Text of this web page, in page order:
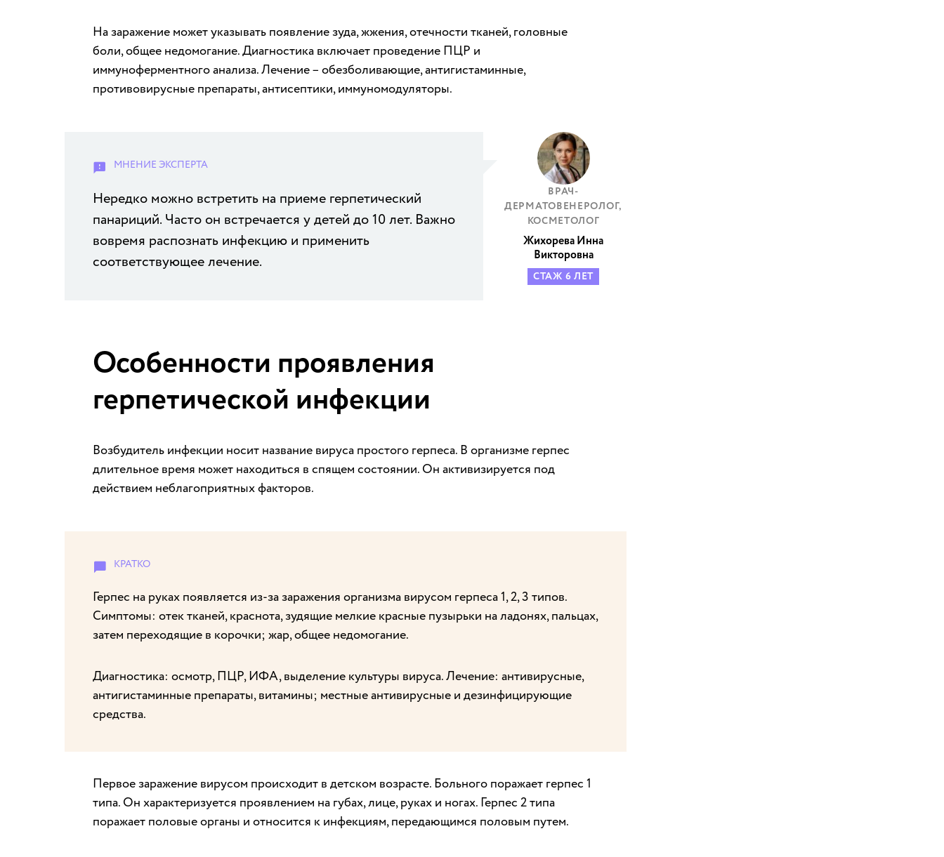
На заражение может указывать появление зуда, жжения, отечности тканей, головные
боли, общее недомогание. Диагностика включает проведение ПЦР и
иммуноферментного анализа. Лечение – обезболивающие, антигистаминные,
противовирусные препараты, антисептики, иммуномодуляторы.
Нередко можно встретить на приеме герпетический
панариций. Часто он встречается у детей до 10 лет. Важно
вовремя распознать инфекцию и применить
соответствующее лечение.
ВРАЧ-
ДЕРМАТОВЕНЕРОЛОГ,
КОСМЕТОЛОГ
Жихорева Инна
Викторовна
СТАЖ 6 ЛЕТ
Особенности проявления
герпетической инфекции
Возбудитель инфекции носит название вируса простого герпеса. В организме герпес
длительное время может находиться в спящем состоянии. Он активизируется под
действием неблагоприятных факторов.
Герпес на руках появляется из-за заражения организма вирусом герпеса 1, 2, 3 типов.
Симптомы: отек тканей, краснота, зудящие мелкие красные пузырьки на ладонях, пальцах,
затем переходящие в корочки; жар, общее недомогание.
Диагностика: осмотр, ПЦР, ИФА, выделение культуры вируса. Лечение: антивирусные,
антигистаминные препараты, витамины; местные антивирусные и дезинфицирующие
средства.
Первое заражение вирусом происходит в детском возрасте. Больного поражает герпес 1
типа. Он характеризуется проявлением на губах, лице, руках и ногах. Герпес 2 типа
поражает половые органы и относится к инфекциям, передающимся половым путем.